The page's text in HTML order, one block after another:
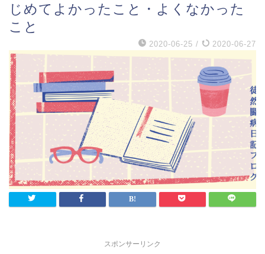
じめてよかったこと・よくなかった
こと
2020-06-25 / 2020-06-27
スポンサーリンク